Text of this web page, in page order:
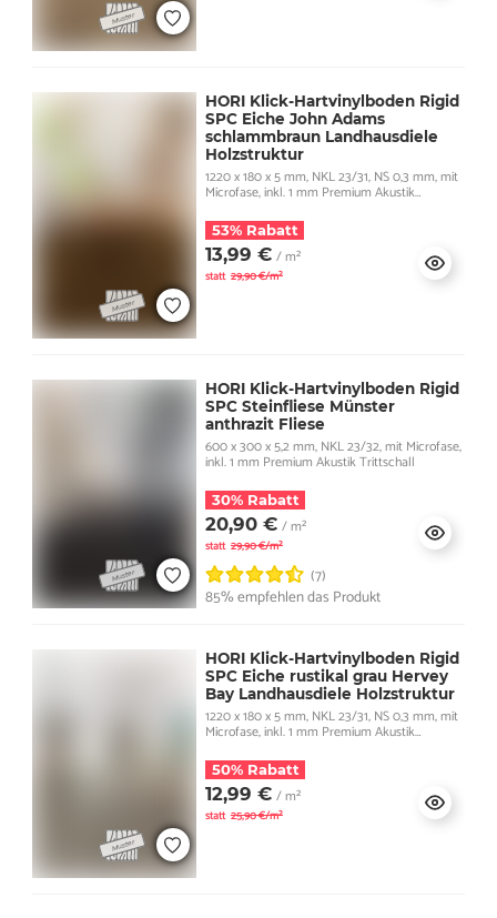
HORI Klick-Hartvinylboden Rigid
SPC Eiche John Adams
schlammbraun Landhausdiele
Holzstruktur
1220 x 180 x 5 mm, NKL 23/31, NS 0,3 mm, mit
Microfase, inkl. 1 mm Premium Akustik
53% Rabatt
13,99 € / m²
statt 29,90 €/m²
HORI Klick-Hartvinylboden Rigid
SPC Steinfliese Münster
anthrazit Fliese
600 x 300 x 5,2 mm, NKL 23/32, mit Microfase,
inkl. 1 mm Premium Akustik Trittschall
30% Rabatt
20,90 € / m²
statt 29,90 €/m²
(7)
85% empfehlen das Produkt
HORI Klick-Hartvinylboden Rigid
SPC Eiche rustikal grau Hervey
Bay Landhausdiele Holzstruktur
1220 x 180 x 5 mm, NKL 23/31, NS 0,3 mm, mit
Microfase, inkl. 1 mm Premium Akustik
50% Rabatt
12,99 € / m²
statt 25,90 €/m²